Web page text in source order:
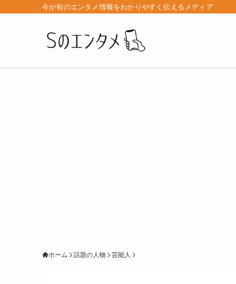
今が旬のエンタメ情報をわかりやすく伝えるメディア
ホーム 話題の人物 芸能人